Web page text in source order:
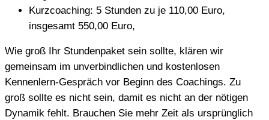
Kurzcoaching: 5 Stunden zu je 110,00 Euro,
insgesamt 550,00 Euro,
Wie groß Ihr Stundenpaket sein sollte, klären wir
gemeinsam im unverbindlichen und kostenlosen
Kennenlern-Gespräch vor Beginn des Coachings. Zu
groß sollte es nicht sein, damit es nicht an der nötigen
Dynamik fehlt. Brauchen Sie mehr Zeit als ursprünglich